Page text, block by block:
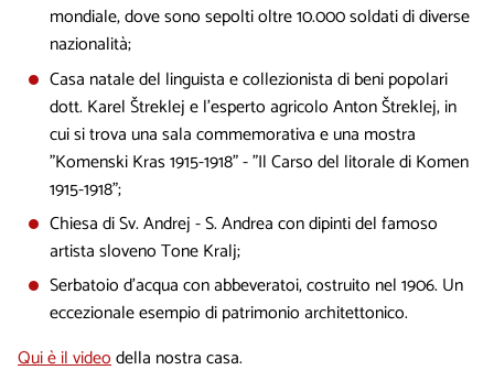
mondiale, dove sono sepolti oltre 10.000 soldati di diverse
nazionalità;
Casa natale del linguista e collezionista di beni popolari
dott. Karel Štreklej e l'esperto agricolo Anton Štreklej, in
cui si trova una sala commemorativa e una mostra
"Komenski Kras 1915-1918" - "Il Carso del litorale di Komen
1915-1918";
Chiesa di Sv. Andrej - S. Andrea con dipinti del famoso
artista sloveno Tone Kralj;
Serbatoio d'acqua con abbeveratoi, costruito nel 1906. Un
eccezionale esempio di patrimonio architettonico.
Qui è il videodella nostra casa.